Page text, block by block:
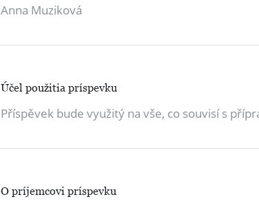
Anna Muziková
Účel použitia príspevku
Příspěvek bude využitý na vše, co souvisí s
O príjemcovi príspevku